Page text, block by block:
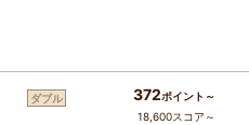
ダブル 372ポイント～
18,600スコア～